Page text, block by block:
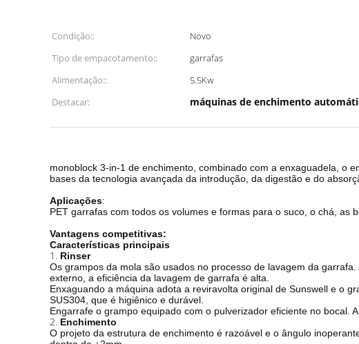
Condição:: Novo
Tipo de empacotamento::
garrafas
Alimentação::
5.5Kw
Destacar:
máquinas de enchimento
monoblock 3-in-1 de enchimento, combinado com a enxaguadela, o
bases da tecnologia avançada da introdução, da digestão e do
Aplicações:
PET garrafas com todos os volumes e formas para o suco, o chá, as
Vantagens competitivas:
Características principais
1. Rinser
Os grampos da mola são usados no processo de lavagem da
externo, a eficiência da lavagem de garrafa é alta.
Enxaguando a máquina adota a reviravolta original de Sunswell e o
SUS304, que é higiênico e durável.
Engarrafe o grampo equipado com o pulverizador eficiente no bocal.
2. Enchimento
O projeto da estrutura de enchimento é razoável e o ângulo